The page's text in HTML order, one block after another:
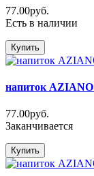
77.00руб.
Есть в наличии
Купить
напиток
77.00руб.
Заканчивается
Купить